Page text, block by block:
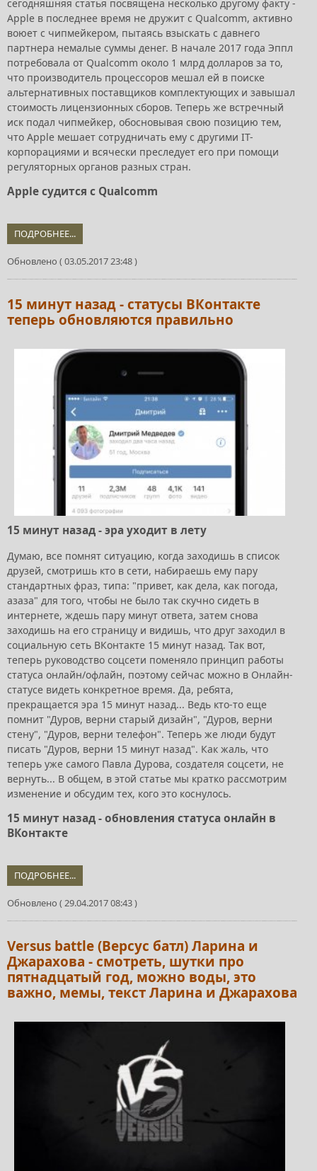
сегодняшняя статья посвящена несколько другому факту -
Apple в последнее время не дружит с Qualcomm, активно
воюет с чипмейкером, пытаясь взыскать с давнего
партнера немалые суммы денег. В начале 2017 года Эппл
потребовала от Qualcomm около 1 млрд долларов за то,
что производитель процессоров мешал ей в поиске
альтернативных поставщиков комплектующих и завышал
стоимость лицензионных сборов. Теперь же встречный
иск подал чипмейкер, обосновывая свою позицию тем,
что Apple мешает сотрудничать ему с другими IT-
корпорациями и всячески преследует его при помощи
регуляторных органов разных стран.
Apple судится с Qualcomm
ПОДРОБНЕЕ...
Обновлено ( 03.05.2017 23:48 )
15 минут назад - статусы ВКонтакте
теперь обновляются правильно
15 минут назад - эра уходит в лету
Думаю, все помнят ситуацию, когда заходишь в список
друзей, смотришь кто в сети, набираешь ему пару
стандартных фраз, типа: "привет, как дела, как погода,
азаза" для того, чтобы не было так скучно сидеть в
интернете, ждешь пару минут ответа, затем снова
заходишь на его страницу и видишь, что друг заходил в
социальную сеть ВКонтакте 15 минут назад. Так вот,
теперь руководство соцсети поменяло принцип работы
статуса онлайн/офлайн, поэтому сейчас можно в Онлайн-
статусе видеть конкретное время. Да, ребята,
прекращается эра 15 минут назад... Ведь кто-то еще
помнит "Дуров, верни старый дизайн", "Дуров, верни
стену", "Дуров, верни телефон". Теперь же люди будут
писать "Дуров, верни 15 минут назад". Как жаль, что
теперь уже самого Павла Дурова, создателя соцсети, не
вернуть... В общем, в этой статье мы кратко рассмотрим
изменение и обсудим тех, кого это коснулось.
15 минут назад - обновления статуса онлайн в
ВКонтакте
ПОДРОБНЕЕ...
Обновлено ( 29.04.2017 08:43 )
Versus battle (Версус батл) Ларина и
Джарахова - смотреть, шутки про
пятнадцатый год, можно воды, это
важно, мемы, текст Ларина и Джарахова